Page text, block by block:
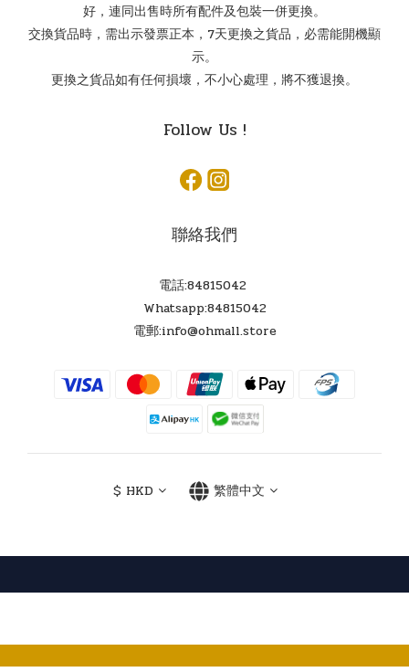
好，連同出售時所有配件及包裝一併更換。
交換貨品時，需出示發票正本，7天更換之貨品，必需能開機顯
示。
更換之貨品如有任何損壞，不小心處理，將不獲退換。
Follow Us !
聯絡我們
電話:84815042
Whatsapp:84815042
電郵:info@ohmall.store
$ HKD 繁體中文